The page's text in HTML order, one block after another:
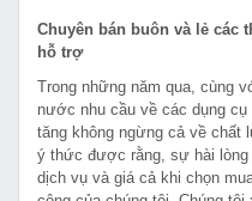
Chuyên bán buôn và lẻ các
hỗ trợ
Trong những năm qua, cùng
nước nhu cầu về các dụng
tăng không ngừng cả về chất
ý thức được rằng, sự hài lòng
dịch vụ và giá cả khi chọn